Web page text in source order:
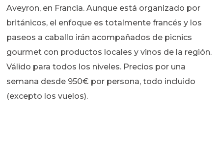
Aveyron, en Francia. Aunque está organizado por
británicos, el enfoque es totalmente francés y los
paseos a caballo irán acompañados de picnics
gourmet con productos locales y vinos de la región.
Válido para todos los niveles. Precios por una
semana desde 950€ por persona, todo incluido
(excepto los vuelos).